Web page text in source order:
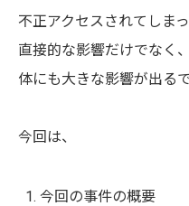
不正アクセスされてしま
直接的な影響だけでなく
体にも大きな影響が出るで
今回は、
今回の事件の概要